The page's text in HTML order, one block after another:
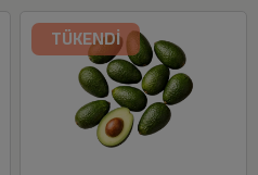
TÜKENDİ